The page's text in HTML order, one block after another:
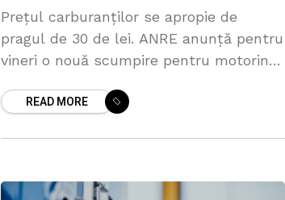
Prețul carburanților se apropie de
pragul de 30 de lei. ANRE anunță pentru
vineri o nouă scumpire pentru motorină.
stații cu cel
READ MORE